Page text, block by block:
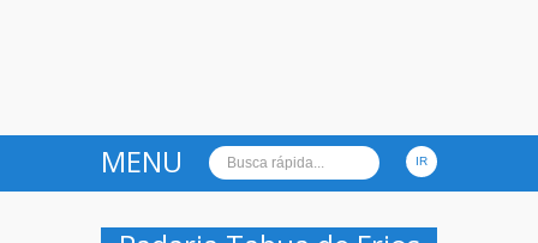
MENU